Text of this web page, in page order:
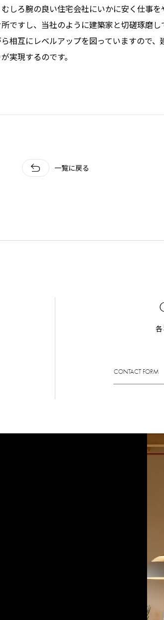
家づくりについて
自然素材の家
職人の技
しろ腕の良い住宅会社にいかに安く仕事
ですし、当社のように建築家と切磋琢磨
相互にレベルアップを図っていますので
実現するのです。
一覧に戻る
CONTACT FORM